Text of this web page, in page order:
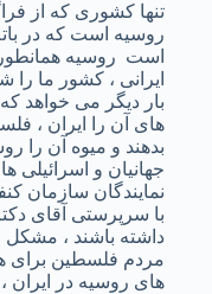
تنها کشوری که از
روسیه است که در
است ‌ روسیه همانطور
ایرانی ، کشور ما
بار دیگر می خواهد که
های آن را ایران ،
بدهند و میوه آن را
جهانیان و اسرائیلی
نمایندگان سازمان
با سرپرستی آقای
داشته باشند ، مشکل
مردم فلسطین برای
های روسیه در ایران